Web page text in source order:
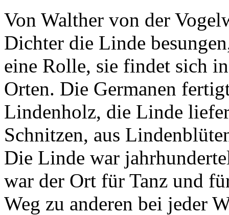
Von Walther von der
Dichter die Linde
eine Rolle, sie findet sich
Orten. Die Germanen
Lindenholz, die Linde
Schnitzen, aus
Die Linde war
war der Ort für Tanz und
Weg zu anderen bei jeder